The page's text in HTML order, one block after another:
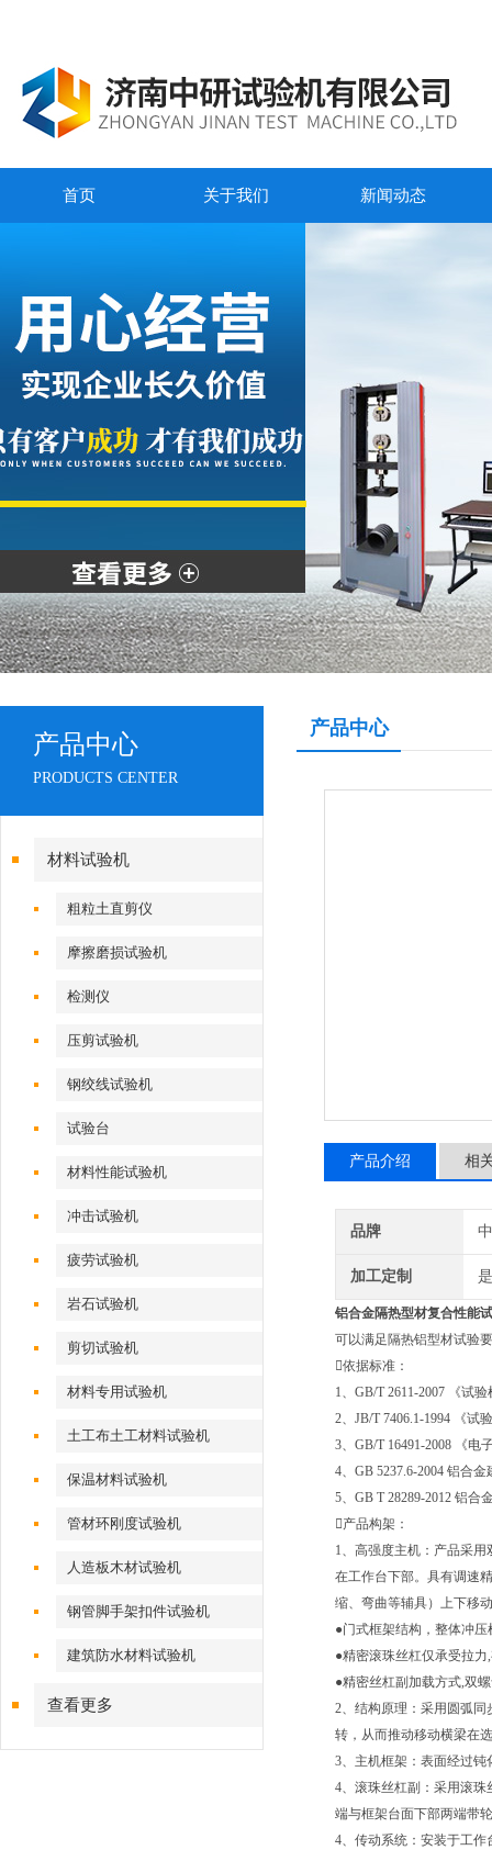
首页 关于我们 新闻动态
产品中心
PRODUCTS CENTER
材料试验机
粗粒土直剪仪
摩擦磨损试验机
检测仪
压剪试验机
钢绞线试验机
试验台
材料性能试验机
冲击试验机
疲劳试验机
岩石试验机
剪切试验机
材料专用试验机
土工布土工材料试验机
保温材料试验机
管材环刚度试验机
人造板木材试验机
钢管脚手架扣件试验机
建筑防水材料试验机
查看更多
产品中心
产品介绍 相
品牌
加工定制 是
铝合金隔热型材复合性能
可以满足隔热铝型材试验
依据标准：
1、GB/T 2611-2007 《试
2、JB/T 7406.1-1994 《试
3、GB/T 16491-2008 《电
4、GB 5237.6-2004 铝合
5、GB T 28289-2012 铝合
产品构架：
1、高强度主机：产品采
在工作台下部。具有调速
缩、弯曲等辅具）上下移
●门式框架结构，整体冲
●精密滚珠丝杠仅承受拉
●精密丝杠副加载方式,双
2、结构原理：采用圆弧
转，从而推动移动横梁在
3、主机框架：表面经过
4、滚珠丝杠副：采用滚
端与框架台面下部两端带
4、传动系统：安装于工